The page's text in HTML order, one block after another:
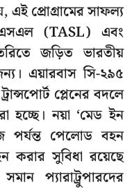
এই প্রোগ্রামের সাফল্য
(TASL) এবং
জড়িত ভারতীয়
এয়ারবাস সি-২৯৫
প্লেনের বদলে
হচ্ছে। নয়া ‘মেড ইন
পর্যন্ত পেলোড বহন
করার সুবিধা রয়েছে
প্যারাট্রুপারদের